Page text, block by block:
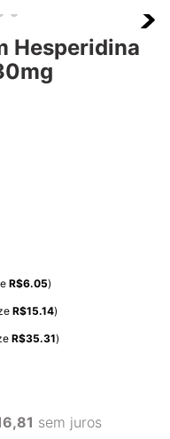
Hesperidina
R$6.05)
R$15.14)
R$35.31)
,81 sem juros